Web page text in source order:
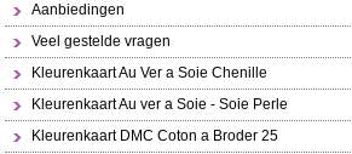
Aanbiedingen
Veel gestelde vragen
Kleurenkaart Au Ver a Soie Chenille
Kleurenkaart Au ver a Soie - Soie Perle
Kleurenkaart DMC Coton a Broder 25